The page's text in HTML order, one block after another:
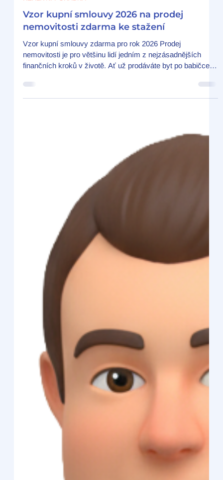
Vzor kupní smlouvy 2026 na prodej
nemovitosti zdarma ke stažení
Vzor kupní smlouvy zdarma pro rok 2026 Prodej
nemovitosti je pro většinu lidí jedním z nejzásadnějších
finančních kroků v životě. Ať už prodáváte byt po babičce,
rodinný dům nebo pozemek, základem bezpečného
obchodu je kvalitní právní dokumentace. V roce 2026,
stejně jako v letech předchozích, platí, že podcenění
obsahu kupní smlouvy se může krutě nevyplatit. Níže pod
tímto článkem naleznete aktuální vzor kupní smlouvy na
nemovitost pro rok 2026 ke stažení zdarma . Tento vzor